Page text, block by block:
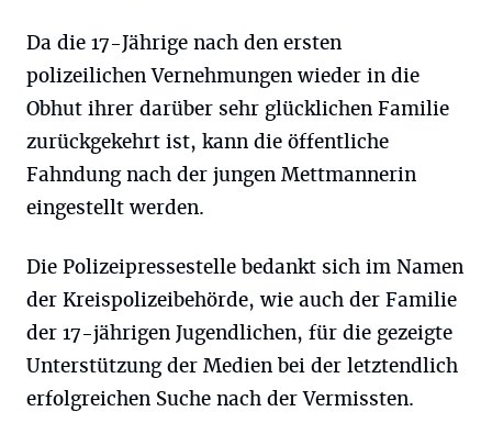
Da die 17-Jährige nach den ersten
polizeilichen Vernehmungen wieder in die
Obhut ihrer darüber sehr glücklichen Familie
zurückgekehrt ist, kann die öffentliche
Fahndung nach der jungen Mettmannerin
eingestellt werden.
Die Polizeipressestelle bedankt sich im Namen
der Kreispolizeibehörde, wie auch der Familie
der 17-jährigen Jugendlichen, für die gezeigte
Unterstützung der Medien bei der letztendlich
erfolgreichen Suche nach der Vermissten.